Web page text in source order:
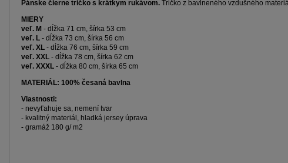
Pánske čierne tričko s krátkym rukávom. Tričko z bavlneného vzdušného
MIERY
veľ. M - dĺžka 71 cm, šírka 53 cm
veľ. L - dĺžka 73 cm, šírka 56 cm
veľ. XL - dĺžka 76 cm, šírka 59 cm
veľ. XXL - dĺžka 78 cm, šírka 62 cm
veľ. XXXL - dĺžka 80 cm, šírka 65 cm
MATERIÁL: 100% česaná bavlna
Vlastnosti:
- nevyťahuje sa, nemení tvar
- kvalitný materiál, hladká jersey úprava
- gramáž 180 g/ m2